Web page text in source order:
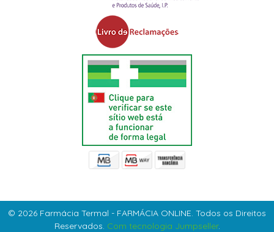
© 2026 Farmácia Termal - FARMÁCIA ONLINE. Todos os Direitos
Reservados. Com tecnologia Jumpseller.